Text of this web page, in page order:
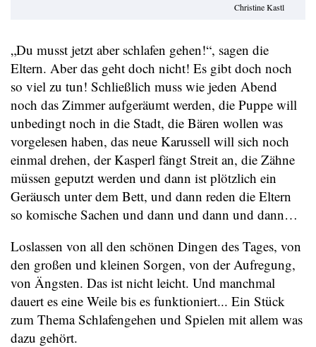
Christine Kastl
„Du musst jetzt aber schlafen gehen!“, sagen die
Eltern. Aber das geht doch nicht! Es gibt doch noch
so viel zu tun! Schließlich muss wie jeden Abend
noch das Zimmer aufgeräumt werden, die Puppe will
unbedingt noch in die Stadt, die Bären wollen was
vorgelesen haben, das neue Karussell will sich noch
einmal drehen, der Kasperl fängt Streit an, die Zähne
müssen geputzt werden und dann ist plötzlich ein
Geräusch unter dem Bett, und dann reden die Eltern
so komische Sachen und dann und dann und dann…
Loslassen von all den schönen Dingen des Tages, von
den großen und kleinen Sorgen, von der Aufregung,
von Ängsten. Das ist nicht leicht. Und manchmal
dauert es eine Weile bis es funktioniert... Ein Stück
zum Thema Schlafengehen und Spielen mit allem was
dazu gehört.